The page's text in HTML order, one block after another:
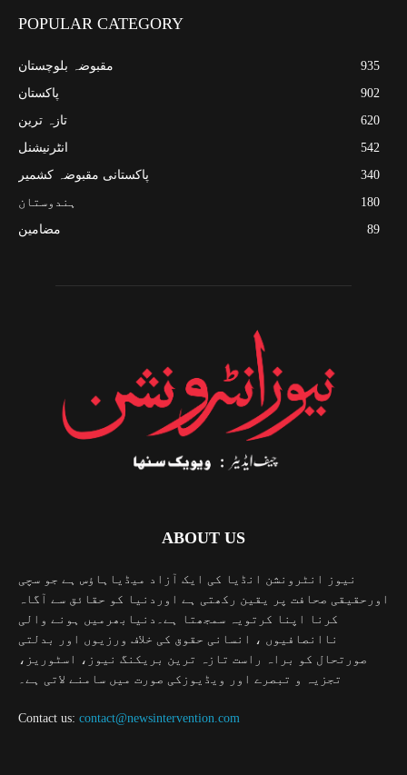
POPULAR CATEGORY
مقبوضہ بلوچستان
935
پاکستان
902
تازہ ترین
620
انٹرنیشنل
542
پاکستانی مقبوضہ کشمیر
340
ہندوستان
180
مضامین
89
ABOUT US
نیوز انٹرونشن انڈیا کی ایک آزاد میڈیاہاؤس ہے جو سچی
اورحقیقی صحافت پر یقین رکھتی ہے اوردنیا کو حقائق سے آگاہ
کرنا اپنا کرتویہ سمجھتا ہے۔دنیابھرمیں ہونے والی
ناانصافیوں ، انسانی حقوق کی خلاف ورزیوں اور بدلتی
صورتحال کو براہ راست تازہ ترین بریکنگ نیوز، اسٹوریز،
تجزیہ و تبصرے اور ویڈیوزکی صورت میں سامنے لاتی ہے۔
Contact us: contact@newsintervention.com